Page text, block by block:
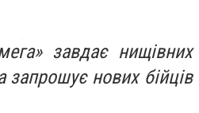
завдає нищівних
запрошує нових бійців